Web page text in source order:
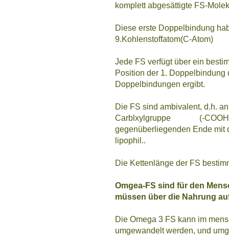
komplett abgesättigte FS-
Diese erste Doppelbindung
9.Kohlenstoffatom(C-Atom)
Jede FS verfügt über ein
Position der 1. Doppelbindung
Doppelbindungen ergibt.
Die FS sind ambivalent, d.h.
Carblxylgruppe (-COOH)
gegenüberliegenden Ende mit
lipophil..
Die Kettenlänge der FS
Omgea-FS sind für den
müssen über die Nahrung
Die Omega 3 FS kann im
umgewandelt werden, und